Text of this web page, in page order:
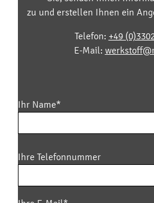
zu und erstellen Ihnen ein
Telefon: +49
E-Mail:
Ihr Name*
lasse
Feld
Ihre Telefonnummer